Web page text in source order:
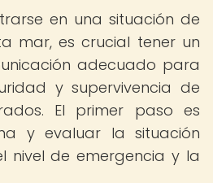
en una situación de
mar, es crucial tener un
adecuado para
y supervivencia de
El primer paso es
y evaluar la situación
nivel de emergencia y la